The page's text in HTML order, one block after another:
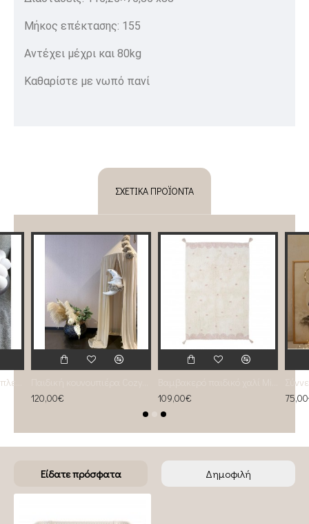
Μήκος επέκτασης: 155
Αντέχει μέχρι και 80kg
Καθαρίστε με νωπό πανί
ΣΧΕΤΙΚΆ ΠΡΟΪΌΝΤΑ
120,00€
109,00€
Είδατε πρόσφατα Δημοφιλή